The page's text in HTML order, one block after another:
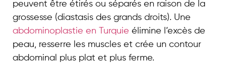
peuvent être étirés ou séparés en raison de la
grossesse (diastasis des grands droits). Une
abdominoplastie en Turquie élimine l’excès de
peau, resserre les muscles et crée un contour
abdominal plus plat et plus ferme.